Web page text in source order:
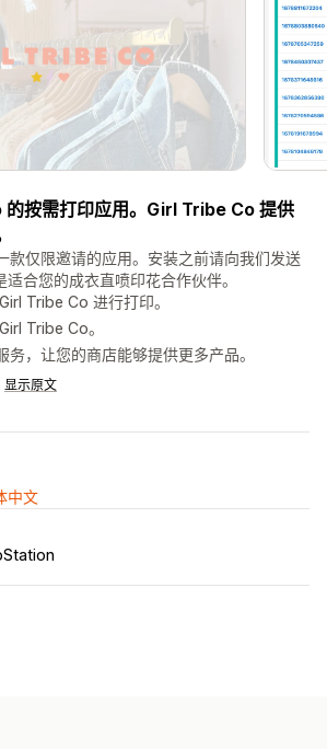
按需打印应用。Girl Tribe Co 提供
款仅限邀请的应用。安装之前请向我们发送
合您的成衣直喷印花合作伙伴。
Tribe Co 进行打印。
Tribe Co。
务，让您的商店能够提供更多产品。
显示原文
中文